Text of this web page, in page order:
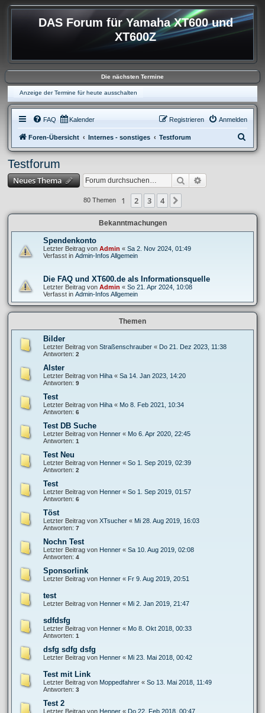
DAS Forum für Yamaha XT600 und
XT600Z
Die nächsten Termine
Anzeige der Termine für heute ausschalten
FAQ Kalender Anmelden
Registrieren
Foren-Übersicht Internes - sonstiges Testforum
u
Testforum
Neues Thema Suche
80 Themen 1 2 3 4
Bekanntmachungen
Spendenkonto
Letzter Beitrag von Admin « Sa 2. Nov 2024, 01:49
Verfasst in Admin-Infos Allgemein
Die FAQ und XT600.de als Informationsquelle
Letzter Beitrag von Admin « So 21. Apr 2024, 10:08
Verfasst in Admin-Infos Allgemein
Themen
Bilder
Letzter Beitrag von Straßenschrauber « Do 21. Dez 2023, 11:38
Antworten: 2
Alster
Letzter Beitrag von Hiha « Sa 14. Jan 2023, 14:20
Antworten: 9
Test
Letzter Beitrag von Hiha « Mo 8. Feb 2021, 10:34
Antworten: 6
Test DB Suche
Letzter Beitrag von Henner « Mo 6. Apr 2020, 22:45
Antworten: 1
Test Neu
Letzter Beitrag von Henner « So 1. Sep 2019, 02:39
Antworten: 2
Test
Letzter Beitrag von Henner « So 1. Sep 2019, 01:57
Antworten: 6
Töst
Letzter Beitrag von XTsucher « Mi 28. Aug 2019, 16:03
Antworten: 7
Nochn Test
Letzter Beitrag von Henner « Sa 10. Aug 2019, 02:08
Antworten: 4
Sponsorlink
Letzter Beitrag von Henner « Fr 9. Aug 2019, 20:51
test
Letzter Beitrag von Henner « Mi 2. Jan 2019, 21:47
sdfdsfg
Letzter Beitrag von Henner « Mo 8. Okt 2018, 00:33
Antworten: 1
dsfg sdfg dsfg
Letzter Beitrag von Henner « Mi 23. Mai 2018, 00:42
Test mit Link
Letzter Beitrag von Moppedfahrer « So 13. Mai 2018, 11:49
Antworten: 3
Test 2
Letzter Beitrag von Henner « Do 22. Feb 2018, 00:47